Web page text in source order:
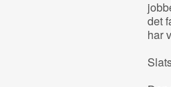
det
har